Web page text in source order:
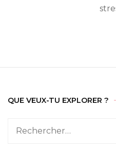
QUE VEUX-TU EXPLORER ?
Rechercher :